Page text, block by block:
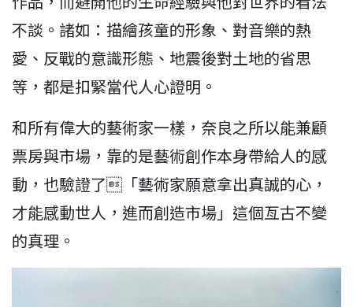
不談。諸如：描繪孩童的形象、對音樂的熱
愛、反戰的意識形態、地震後對土地的省思
等，都是扣緊當代人心證明。
和所有偉大的藝術家一樣，奈良之所以能兼顧
票房與市場，靠的是藝術創作本身帶給人的感
動，也驗證了「藝術家願意拿出真誠的心，
才能感動世人，進而創造市場」這個亙古不變
的真理。